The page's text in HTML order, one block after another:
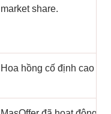
market share.
Hoa hồng cố định cao